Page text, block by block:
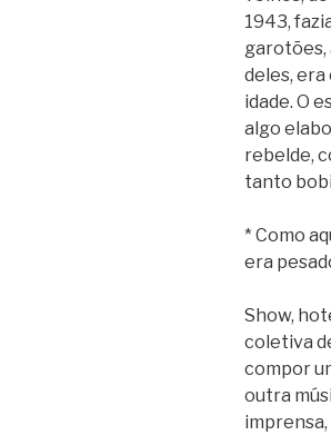
1943,
garotões,
deles, era
idade. O
algo
rebelde,
tanto
* Como
era
Show,
coletiva
compor
outra